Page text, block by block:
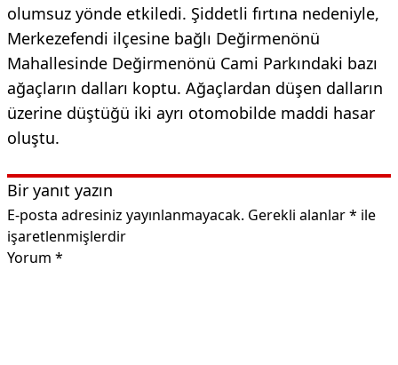
olumsuz yönde etkiledi. Şiddetli fırtına nedeniyle,
Merkezefendi ilçesine bağlı Değirmenönü
Mahallesinde Değirmenönü Cami Parkındaki bazı
ağaçların dalları koptu. Ağaçlardan düşen dalların
üzerine düştüğü iki ayrı otomobilde maddi hasar
oluştu.
Bir yanıt yazın
E-posta adresiniz yayınlanmayacak. Gerekli alanlar* ile
işaretlenmişlerdir
Yorum *